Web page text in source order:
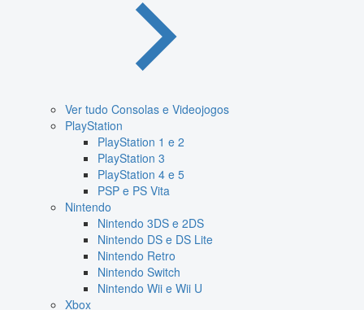
Ver tudo Consolas e Videojogos
PlayStation
PlayStation 1 e 2
PlayStation 3
PlayStation 4 e 5
PSP e PS Vita
Nintendo
Nintendo 3DS e 2DS
Nintendo DS e DS Lite
Nintendo Retro
Nintendo Switch
Nintendo Wii e Wii U
Xbox